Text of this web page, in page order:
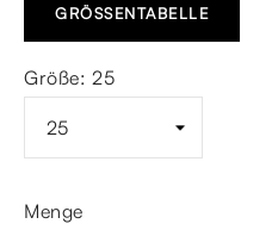
GRÖSSENTABELLE
Größe: 25
Menge